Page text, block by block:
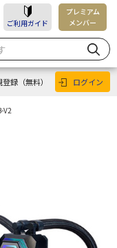
ご利用ガイド
プレミアム
メンバー
登録 （無料） ログイン
V2